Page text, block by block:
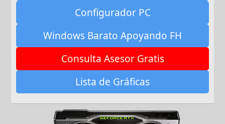
Configurador PC
Windows Barato Apoyando FH
Consulta Asesor Gratis
Lista de Gráficas